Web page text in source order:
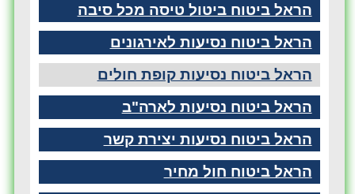
הראל ביטוח ביטול טיסה מכל סיבה
הראל ביטוח נסיעות לאירגונים
הראל ביטוח נסיעות קופת חולים
הראל ביטוח נסיעות לארה"ב
הראל ביטוח נסיעות יצירת קשר
הראל ביטוח חול מחיר